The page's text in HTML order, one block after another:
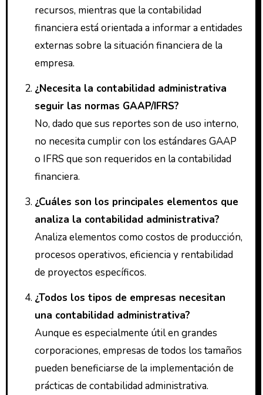
recursos, mientras que la contabilidad
financiera está orientada a informar a entidades
externas sobre la situación financiera de la
empresa.
¿Necesita la contabilidad administrativa
seguir las normas GAAP/IFRS?
No, dado que sus reportes son de uso interno,
no necesita cumplir con los estándares GAAP
o IFRS que son requeridos en la contabilidad
financiera.
¿Cuáles son los principales elementos que
analiza la contabilidad administrativa?
Analiza elementos como costos de producción,
procesos operativos, eficiencia y rentabilidad
de proyectos específicos.
¿Todos los tipos de empresas necesitan
una contabilidad administrativa?
Aunque es especialmente útil en grandes
corporaciones, empresas de todos los tamaños
pueden beneficiarse de la implementación de
prácticas de contabilidad administrativa.